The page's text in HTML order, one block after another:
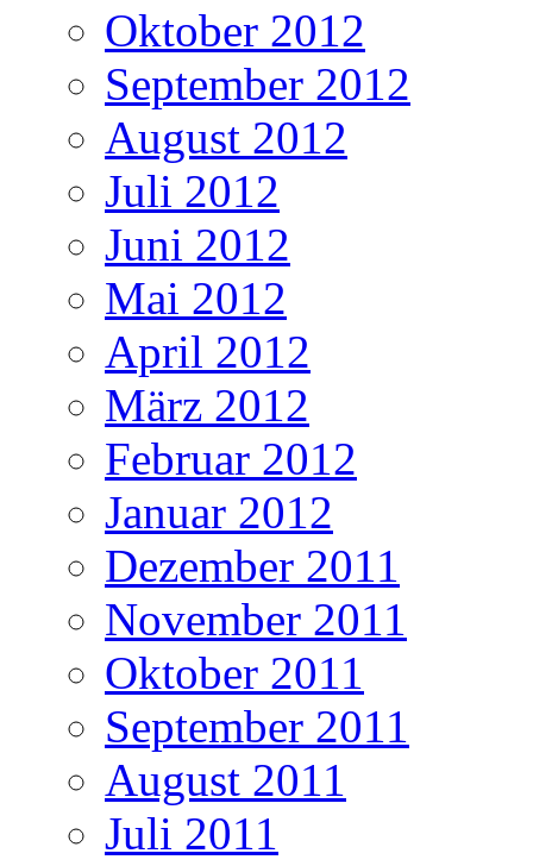
Oktober 2012
September 2012
August 2012
Juli 2012
Juni 2012
Mai 2012
April 2012
März 2012
Februar 2012
Januar 2012
Dezember 2011
November 2011
Oktober 2011
September 2011
August 2011
Juli 2011